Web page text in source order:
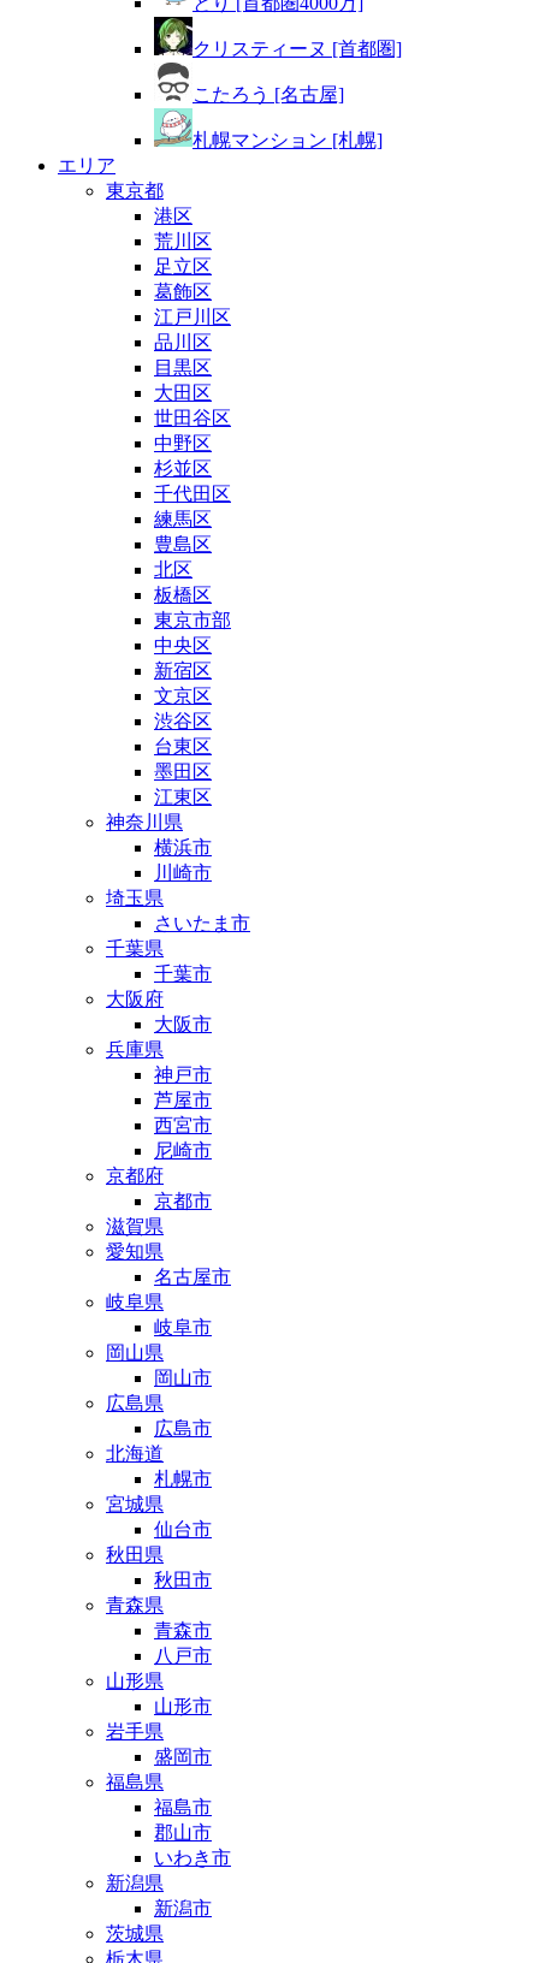
クリスティーヌ [首都圏]
こたろう [名古屋]
札幌マンション [札幌]
エリア
東京都
港区
荒川区
足立区
葛飾区
江戸川区
品川区
目黒区
大田区
世田谷区
中野区
杉並区
千代田区
練馬区
豊島区
北区
板橋区
東京市部
中央区
新宿区
文京区
渋谷区
台東区
墨田区
江東区
神奈川県
横浜市
川崎市
埼玉県
さいたま市
千葉県
千葉市
大阪府
大阪市
兵庫県
神戸市
芦屋市
西宮市
尼崎市
京都府
京都市
滋賀県
愛知県
名古屋市
岐阜県
岐阜市
岡山県
岡山市
広島県
広島市
北海道
札幌市
宮城県
仙台市
秋田県
秋田市
青森県
青森市
八戸市
山形県
山形市
岩手県
盛岡市
福島県
福島市
郡山市
いわき市
新潟県
新潟市
茨城県
栃木県